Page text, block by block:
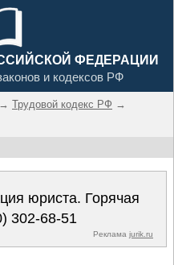
ФЕДЕРАЦИИ
и кодексов РФ
→ Трудовой кодекс РФ →
юриста. Горячая
302-68-51
Реклама jurik.ru